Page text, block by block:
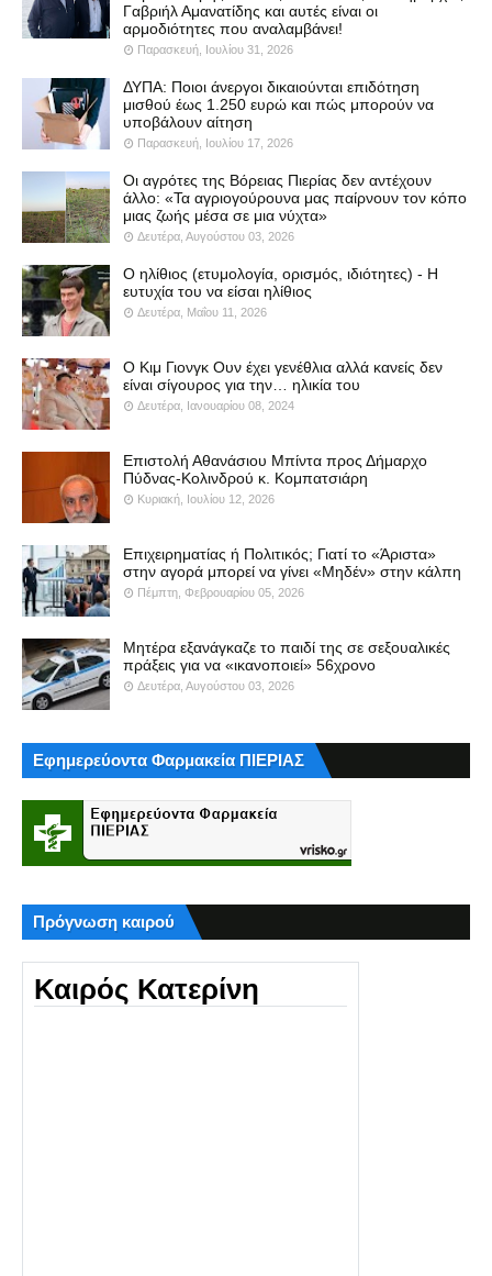
Γαβριήλ Αμανατίδης και αυτές είναι οι
αρμοδιότητες που αναλαμβάνει!
Παρασκευή, Ιουλίου 31, 2026
ΔΥΠΑ: Ποιοι άνεργοι δικαιούνται επιδότηση
μισθού έως 1.250 ευρώ και πώς μπορούν να
υποβάλουν αίτηση
Παρασκευή, Ιουλίου 17, 2026
Οι αγρότες της Βόρειας Πιερίας δεν αντέχουν
άλλο: «Τα αγριογούρουνα μας παίρνουν τον κόπο
μιας ζωής μέσα σε μια νύχτα»
Δευτέρα, Αυγούστου 03, 2026
Ο ηλίθιος (ετυμολογία, ορισμός, ιδιότητες) - Η
ευτυχία του να είσαι ηλίθιος
Δευτέρα, Μαΐου 11, 2026
Ο Κιμ Γιονγκ Ουν έχει γενέθλια αλλά κανείς δεν
είναι σίγουρος για την… ηλικία του
Δευτέρα, Ιανουαρίου 08, 2024
Επιστολή Αθανάσιου Μπίντα προς Δήμαρχο
Πύδνας-Κολινδρού κ. Κομπατσιάρη
Κυριακή, Ιουλίου 12, 2026
Επιχειρηματίας ή Πολιτικός; Γιατί το «Άριστα»
στην αγορά μπορεί να γίνει «Μηδέν» στην κάλπη
Πέμπτη, Φεβρουαρίου 05, 2026
Μητέρα εξανάγκαζε το παιδί της σε σεξουαλικές
πράξεις για να «ικανοποιεί» 56χρονο
Δευτέρα, Αυγούστου 03, 2026
Εφημερεύοντα Φαρμακεία ΠΙΕΡΙΑΣ
Πρόγνωση καιρού
Καιρός Κατερίνη